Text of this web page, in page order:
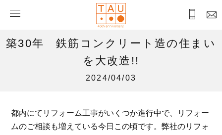
築30年 鉄筋コンクリート造の住まい
を大改造!!
2024/04/03
都内にてリフォーム工事がいくつか進行中で、リフォー
ムのご相談も増えている今日この頃です。弊社のリフォ